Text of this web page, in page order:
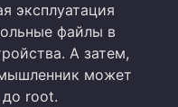
эксплуатация
файлы в
А затем,
может
до root.